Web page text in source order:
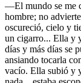
—El mundo se me
hombre; no
oscureció, cielo y
un cigarro... Ella y
días y más días se
ansiando tocarla
vacío. Ella subió y